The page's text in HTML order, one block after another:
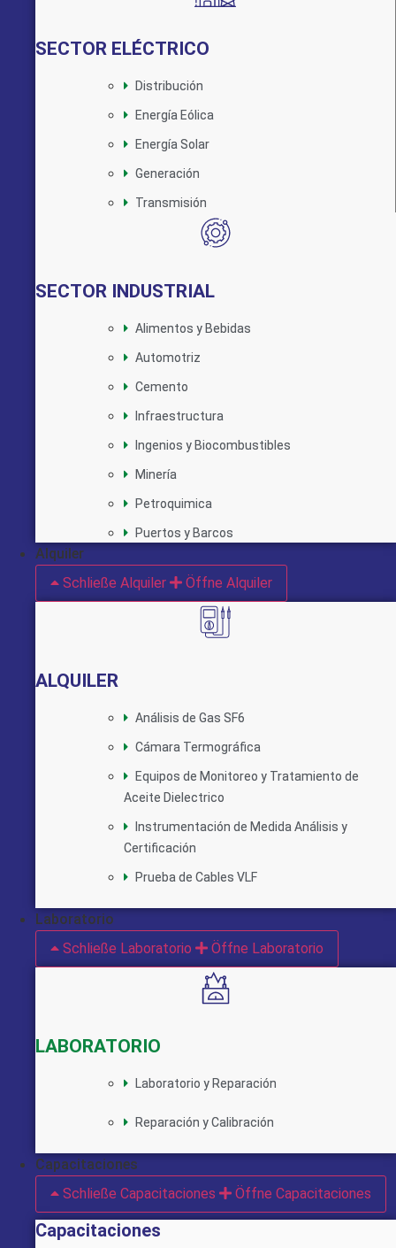
SECTOR ELÉCTRICO
Distribución
Energía Eólica
Energía Solar
Generación
Transmisión
SECTOR INDUSTRIAL
Alimentos y Bebidas
Automotriz
Cemento
Infraestructura
Ingenios y Biocombustibles
Minería
Petroquimica
Puertos y Barcos
Alquiler
Schließe Alquiler
Öffne Alquiler
ALQUILER
Análisis de Gas SF6
Cámara Termográfica
Equipos de Monitoreo y Tratamiento de
Aceite Dielectrico
Instrumentación de Medida Análisis y
Certificación
Prueba de Cables VLF
Laboratorio
Schließe Laboratorio
Öffne Laboratorio
LABORATORIO
Laboratorio y Reparación
Reparación y Calibración
Capacitaciones
Schließe Capacitaciones
Öffne Capacitaciones
Capacitaciones